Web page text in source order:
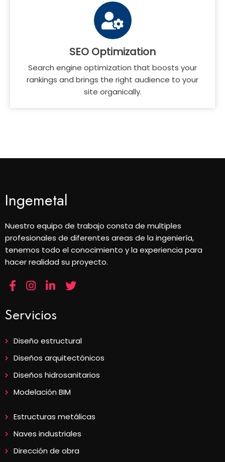
SEO Optimization
Search engine optimization that boosts your
rankings and brings the right audience to your
site organically.
Ingemetal
Nuestro equipo de trabajo consta de multiples
profesionales de diferentes areas de la ingeniería,
tenemos todo el conocimiento y la experiencia para
hacer realidad su proyecto.
Servicios
Diseño estructural
Diseños arquitectónicos
Diseños hidrosanitarios
Modelación BIM
Estructuras metálicas
Naves industriales
Dirección de obra